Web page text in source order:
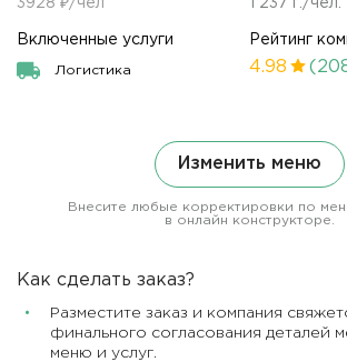
3928 ₽/чел 1 237 г./чел.
Включенные услуги
Логистика
Рейтинг
4.98
Изменить меню
Внесите любые корректировки по
в онлайн конструкторе.
Как сделать заказ?
Разместите заказ и компания
финального согласования деталей
меню и услуг.